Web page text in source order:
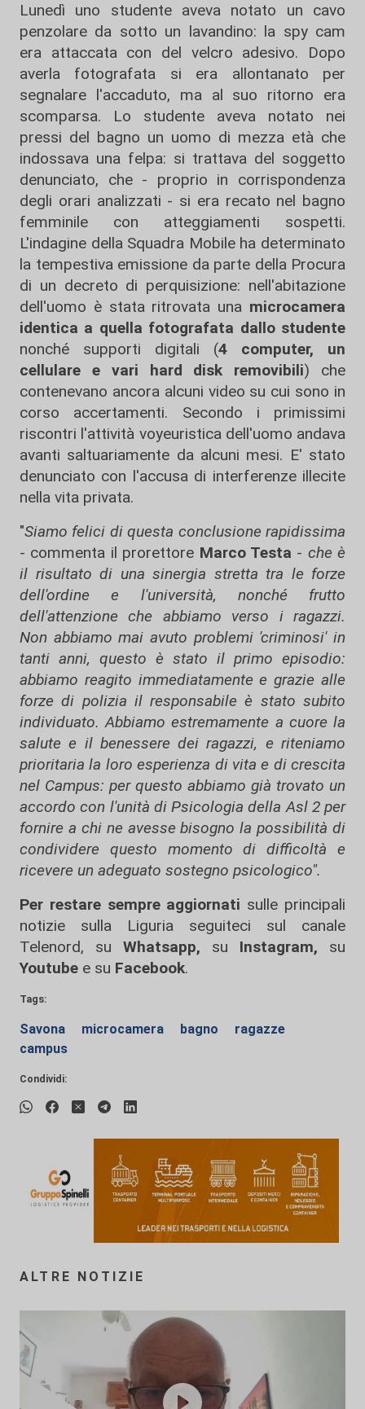
Lunedì uno studente aveva notato un cavo
penzolare da sotto un lavandino: la spy cam
era attaccata con del velcro adesivo. Dopo
averla fotografata si era allontanato per
segnalare l'accaduto, ma al suo ritorno era
scomparsa. Lo studente aveva notato nei
pressi del bagno un uomo di mezza età che
indossava una felpa: si trattava del soggetto
denunciato, che - proprio in corrispondenza
degli orari analizzati - si era recato nel bagno
femminile con atteggiamenti sospetti.
L'indagine della Squadra Mobile ha determinato
la tempestiva emissione da parte della Procura
di un decreto di perquisizione: nell'abitazione
dell'uomo è stata ritrovata una microcamera
identica a quella fotografata dallo studente
nonché supporti digitali (4 computer, un
cellulare e vari hard disk removibili) che
contenevano ancora alcuni video su cui sono in
corso accertamenti. Secondo i primissimi
riscontri l'attività voyeuristica dell'uomo andava
avanti saltuariamente da alcuni mesi. E' stato
denunciato con l'accusa di interferenze illecite
nella vita privata.
"Siamo felici di questa conclusione rapidissima
- commenta il prorettore Marco Testa - che è
il risultato di una sinergia stretta tra le forze
dell'ordine e l'università, nonché frutto
dell'attenzione che abbiamo verso i ragazzi.
Non abbiamo mai avuto problemi 'criminosi' in
tanti anni, questo è stato il primo episodio:
abbiamo reagito immediatamente e grazie alle
forze di polizia il responsabile è stato subito
individuato. Abbiamo estremamente a cuore la
salute e il benessere dei ragazzi, e riteniamo
prioritaria la loro esperienza di vita e di crescita
nel Campus: per questo abbiamo già trovato un
accordo con l'unità di Psicologia della Asl 2 per
fornire a chi ne avesse bisogno la possibilità di
condividere questo momento di difficoltà e
ricevere un adeguato sostegno psicologico".
Per restare sempre aggiornati sulle principali
notizie sulla Liguria seguiteci sul canale
Telenord, su
Whatsapp, su Instagram, su
Youtube e su Facebook.
Tags:
Savona microcamera bagno
ragazze
campus
Condividi:
ALTRE NOTIZIE